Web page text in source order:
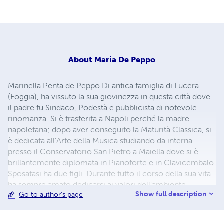
About Maria De Peppo
Marinella Penta de Peppo Di antica famiglia di Lucera
(Foggia), ha vissuto la sua giovinezza in questa città dove
il padre fu Sindaco, Podestà e pubblicista di notevole
rinomanza. Si è trasferita a Napoli perché la madre
napoletana; dopo aver conseguito la Maturità Classica, si
è dedicata all’Arte della Musica studiando da interna
presso il Conservatorio San Pietro a Maiella dove si è
brillantemente diplomata in Pianoforte e in Clavicembalo.
Sposatasi ha due figli. Durante tutto il corso della sua vita
ha sempre amato dedicarsi ai valori dell’ambiente
familiare coltivandone le Regole e le Ricette di
Go to author's page Show full description